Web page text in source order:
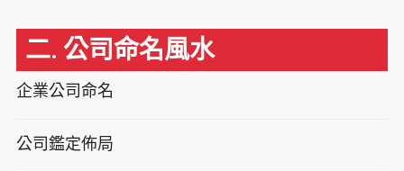
二. 公司命名風水
企業公司命名
公司鑑定佈局